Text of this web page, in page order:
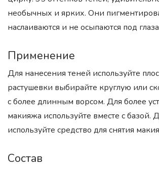
необычных и ярких. Они
наслаиваются и не осыпаются под
Применение
Для нанесения теней используйте
растушевки выбирайте круглую или
с более длинным ворсом. Для более
макияжа используйте вместе с базой.
используйте средство для снятия
Состав